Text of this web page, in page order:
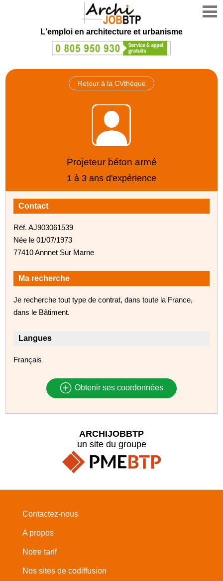
L'emploi en architecture et urbanisme
Retour à la CVthèque
Projeteur béton armé
1 à 3 ans d'expérience
Contact
Réf. AJ903061539
Née le 01/07/1973
77410 Annnet Sur Marne
Ma recherche
Je recherche tout type de contrat, dans toute la France,
dans le Bâtiment.
Langues
Français
Obtenir ses coordonnées
ARCHIJOBBTP
un site du groupe
Contactez-nous
A propos
Notre tarif
Nos sites de codiffusion